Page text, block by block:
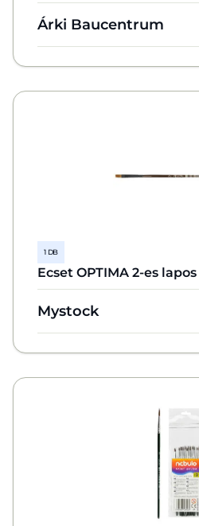
Árki Baucentrum
1 DB
Ecset OPTIMA 2-es lapos
Mystock